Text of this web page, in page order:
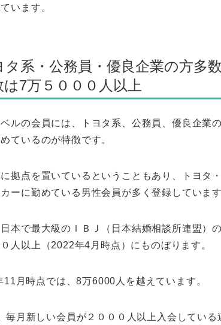
います。
タ系・公務員・優良企業の方多
は7万５０００人以上
ベルの会員には、トヨタ系、公務員、優良企業
ているのが特徴です。
拠点を置いているということもあり、トヨタ
ーに勤めている男性会員が多く登録しています
日本で最大級のＩＢＪ（日本結婚相談所連盟）
０人以上（2022年4月時点）にものぼります。
11月時点では、8万6000人を越えています。
毎月新しい会員が２０００人以上入会してい